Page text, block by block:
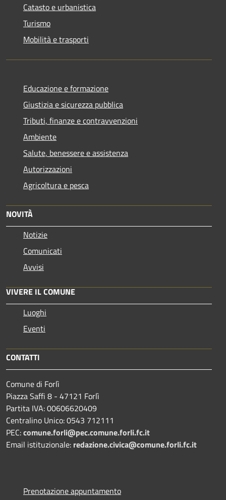
Catasto e urbanistica
Turismo
Mobilità e trasporti
Educazione e formazione
Giustizia e sicurezza pubblica
Tributi, finanze e contravvenzioni
Ambiente
Salute, benessere e assistenza
Autorizzazioni
Agricoltura e pesca
NOVITÀ
Notizie
Comunicati
Avvisi
VIVERE IL COMUNE
Luoghi
Eventi
CONTATTI
Comune di Forlì
Piazza Saffi 8 - 47121 Forlì
Partita IVA: 00606620409
Centralino Unico: 0543 712111
PEC:comune.forli@pec.comune.forli.fc.it
Email istituzionale: redazione.civica@comune.forli.fc.it
Prenotazione appuntamento